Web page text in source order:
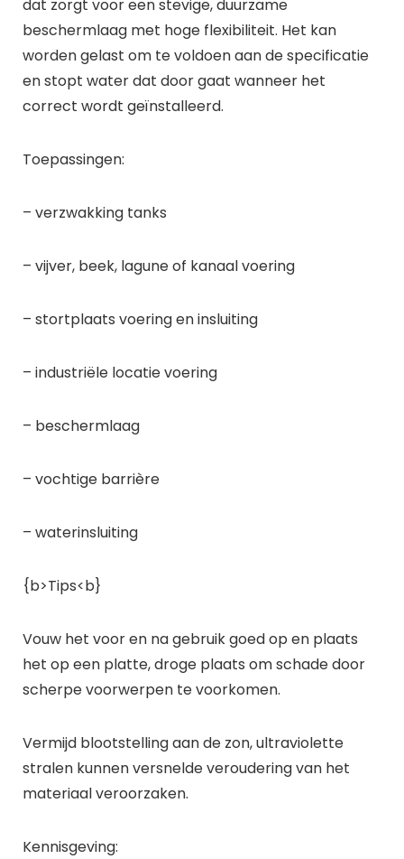
dat zorgt voor een stevige, duurzame
beschermlaag met hoge flexibiliteit. Het kan
worden gelast om te voldoen aan de specificatie
en stopt water dat door gaat wanneer het
correct wordt geïnstalleerd.
Toepassingen:
– verzwakking tanks
– vijver, beek, lagune of kanaal voering
– stortplaats voering en insluiting
– industriële locatie voering
– beschermlaag
– vochtige barrière
– waterinsluiting
{b>Tips<b}
Vouw het voor en na gebruik goed op en plaats
het op een platte, droge plaats om schade door
scherpe voorwerpen te voorkomen.
Vermijd blootstelling aan de zon, ultraviolette
stralen kunnen versnelde veroudering van het
materiaal veroorzaken.
Kennisgeving: